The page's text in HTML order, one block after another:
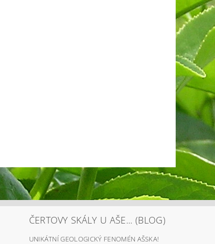
ČERTOVY SKÁLY U AŠE... (BLOG)
UNIKÁTNÍ GEOLOGICKÝ FENOMÉN AŠSKA!